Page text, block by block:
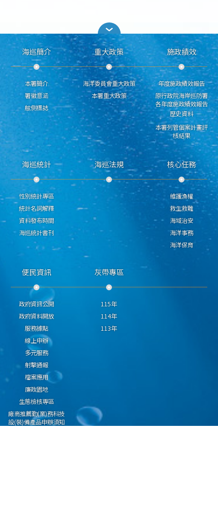
海巡簡介
本署簡介
署徽意涵
舷側標誌
重大政策
海洋委員會重大政策
本署重大政策
施政績效
年度施政績效報告
原行政院海岸巡防署
各年度施政績效報告
歷史資料
本署列管個案計畫評
核結果
海巡統計
性別統計專區
統計名詞解釋
資料發布時間
海巡統計書刊
海巡法規 核心任務
維護漁權
救生救難
海域治安
海洋事務
海洋保育
便民資訊
政府資訊公開
政府資料開放
服務據點
線上申辦
多元服務
射擊通報
檔案應用
廉政園地
生態檢核專區
廠商推薦勤(業)務科技
設(裝)備產品申辦須知
灰帶專區
115年
114年
113年